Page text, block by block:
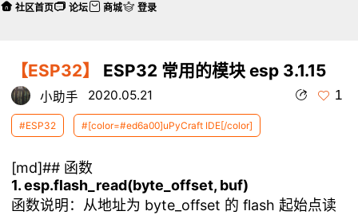
【ESP32】 ESP32 常用的模块 esp 3.1.15
小助手 2020.05.21 1
#ESP32 #[color=#ed6a00]uPyCraft IDE[/color]
[md]## 函数
1. esp.flash_read(byte_offset, buf)
函数说明：从地址为 byte_offset 的 flash 起始点读
社区首页 论坛 商城 登录